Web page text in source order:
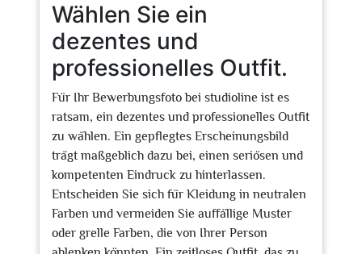
Wählen Sie ein
dezentes und
professionelles Outfit.
Für Ihr Bewerbungsfoto bei studioline ist es
ratsam, ein dezentes und professionelles Outfit
zu wählen. Ein gepflegtes Erscheinungsbild
trägt maßgeblich dazu bei, einen seriösen und
kompetenten Eindruck zu hinterlassen.
Entscheiden Sie sich für Kleidung in neutralen
Farben und vermeiden Sie auffällige Muster
oder grelle Farben, die von Ihrer Person